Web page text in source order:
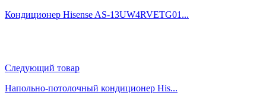
Кондиционер Hisense AS-13UW4RVETG01...
Следующий товар
Напольно-потолочный кондиционер His...